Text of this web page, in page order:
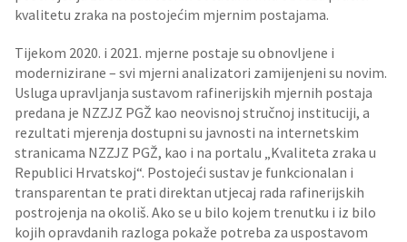
kvalitetu zraka na postojećim mjernim postajama.
Tijekom 2020. i 2021. mjerne postaje su obnovljene i
modernizirane – svi mjerni analizatori zamijenjeni su novim.
Usluga upravljanja sustavom rafinerijskih mjernih postaja
predana je NZZJZ PGŽ kao neovisnoj stručnoj instituciji, a
rezultati mjerenja dostupni su javnosti na internetskim
stranicama NZZJZ PGŽ, kao i na portalu „Kvaliteta zraka u
Republici Hrvatskoj“. Postojeći sustav je funkcionalan i
transparentan te prati direktan utjecaj rada rafinerijskih
postrojenja na okoliš. Ako se u bilo kojem trenutku i iz bilo
kojih opravdanih razloga pokaže potreba za uspostavom